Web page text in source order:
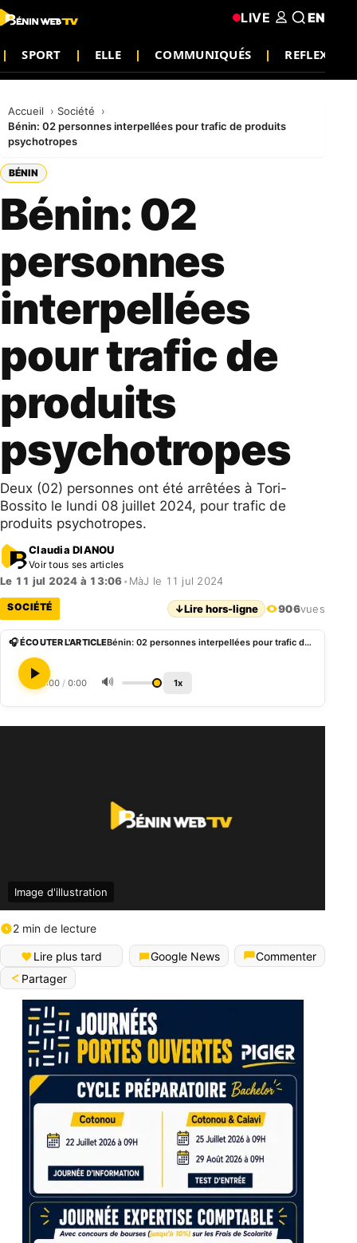
SPORT ELLE COMMUNIQUÉS REFLEXION
LIVE EN
Accueil
Société
Bénin: 02 personnes interpellées pour trafic de produits
psychotropes
BÉNIN
Bénin: 02
personnes
interpellées
pour trafic de
produits
psychotropes
Deux (02) personnes ont été arrêtées à Tori-
Bossito le lundi 08 juillet 2024, pour trafic de
produits psychotropes.
Claudia DIANOU
Voir tous ses articles
Le 11 jul 2024 à 13:06• MàJ le 11 jul 2024
SOCIÉTÉ ↓Lire hors-ligne 906vues
🎧 ÉCOUTER L'ARTICLE Bénin: 02 personnes interpellées pour trafic de produits psychotropes
0:00 / 0:00 🔊 1x
Image d'illustration
2 min de lecture
Lire plus tard Google News
Commenter
Partager